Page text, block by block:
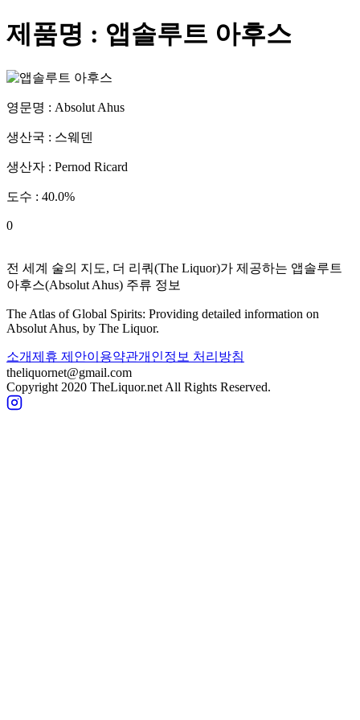
제품명 : 앱솔루트 아후스
영문명 : Absolut Ahus
생산국 : 스웨덴
생산자 : Pernod Ricard
도수 : 40.0%
0
전 세계 술의 지도, 더 리쿼(The Liquor)가 제공하는 앱솔루트
아후스(Absolut Ahus) 주류 정보
The Atlas of Global Spirits: Providing detailed information on
Absolut Ahus, by The Liquor.
소개제휴 제안이용약관개인정보 처리방침
theliquornet@gmail.com
Copyright 2020 TheLiquor.net All Rights Reserved.